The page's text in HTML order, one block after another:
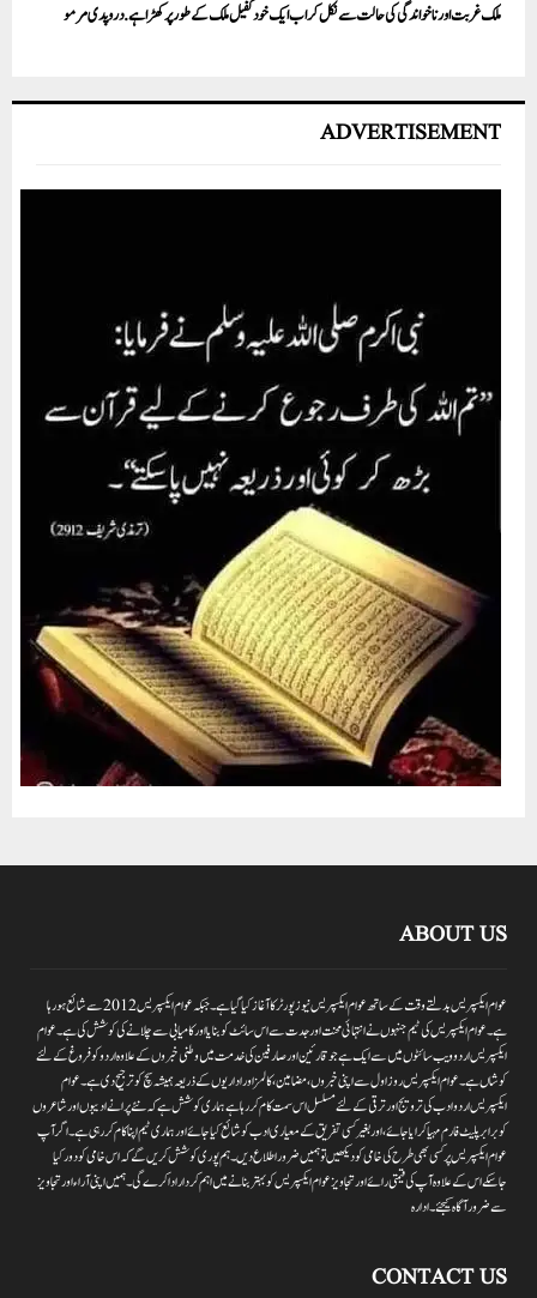
ملک غربت اور ناخواندگی کی حالت سے نکل کر اب ایک خود کفیل ملک کے طور پر کھڑا ہے. دروپدی مرمو
ADVERTISEMENT
ABOUT US
عوام ایکسپریس بدلتے وقت کے ساتھ عوام ایکسپریس نیوز پورٹر کا آغاز کیا گیا ہے۔جبکہ عوام ایکسپریس 2012سے شائع ہورہا
ہے۔ عوام ایکسپریس کی ٹیم جنہوں نے انتہائی محنت اور جدت سے اس سائٹ کو بنایا اور کامیابی سے چلانے کی کوشش کی ہے۔عوام
ایکسپریس اردو ویب سائٹوں میں سے ایک ہے جو قارئین اور صارفین کی خدمت میں وطنی خبروں کے علاوہ اردو کو فروغ کے لئے
کوشاں ہے۔عوام ایکسپریس روز اول سے اپنی خبروں ،مضامین ،کالمز اور اداریوں کے ذریعہ ہمیشہ سچ کو ترجیح دی ہے۔عوام
ایکسپریس اردو ادب کی ترویج اور ترقی کے لئے مسلسل اس سمت کام کر رہا ہے ہماری کوشش ہے کہ نئے پرانے ادیبوں اور شاعروں
کو برابر پلیٹ فارم مہیا کرایا جائے،اور بغیر کسی تفریق کے معیاری ادب کو شائع کیا جائے اور ہماری ٹیم اپنا کام کر رہی ہے۔اگر آپ
عوام ایکسپریس پر کسی بھی طرح کی خامی کو دیکھیں تو ہمیں ضرور اطلاع دیں۔ہم پوری کوشش کریں گے کہ اس خامی کو دور کیا
جاسکے اس کے علاوہ آپ کی قیمتی رائے اور تجاویز عوام ایکسپریس کو بہتر بنانے میں اہم کردار اداکرے گی۔ہمیں اپنی آراءاور تجاویز
سے ضرور آگاہ کیجئے۔ ادارہ
CONTACT US